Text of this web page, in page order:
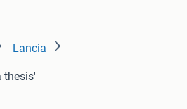
Lancia
thesis'